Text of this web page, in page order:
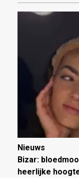
Nieuws
Bizar:
heerlijke